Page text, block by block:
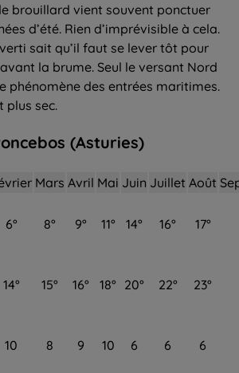
brouillard vient souvent ponctuer
d’été. Rien d’imprévisible à cela.
sait qu’il faut se lever tôt pour
la brume. Seul le versant Nord
phénomène des entrées maritimes.
plus sec.
(Asturies)
Mars Avril Mai Juin Juillet Août
6° 8° 9° 11° 14° 16° 17°
14° 15° 16° 18° 20° 22° 23°
10 8 9 10 6 6 6